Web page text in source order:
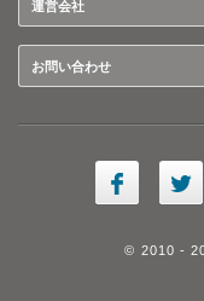
運営会社
お問い合わせ
© 2010 -